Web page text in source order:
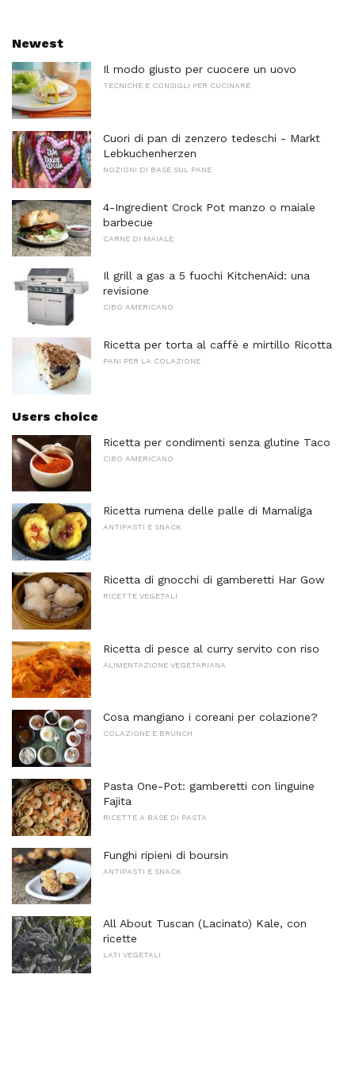
Newest
Il modo giusto per cuocere un uovo
TECNICHE E CONSIGLI PER CUCINARE
Cuori di pan di zenzero tedeschi - Markt
Lebkuchenherzen
NOZIONI DI BASE SUL PANE
4-Ingredient Crock Pot manzo o maiale
barbecue
CARNE DI MAIALE
Il grill a gas a 5 fuochi KitchenAid: una
revisione
CIBO AMERICANO
Ricetta per torta al caffè e mirtillo Ricotta
PANI PER LA COLAZIONE
Users choice
Ricetta per condimenti senza glutine Taco
CIBO AMERICANO
Ricetta rumena delle palle di Mamaliga
ANTIPASTI E SNACK
Ricetta di gnocchi di gamberetti Har Gow
RICETTE VEGETALI
Ricetta di pesce al curry servito con riso
ALIMENTAZIONE VEGETARIANA
Cosa mangiano i coreani per colazione?
COLAZIONE E BRUNCH
Pasta One-Pot: gamberetti con linguine
Fajita
RICETTE A BASE DI PASTA
Funghi ripieni di boursin
ANTIPASTI E SNACK
All About Tuscan (Lacinato) Kale, con
ricette
LATI VEGETALI